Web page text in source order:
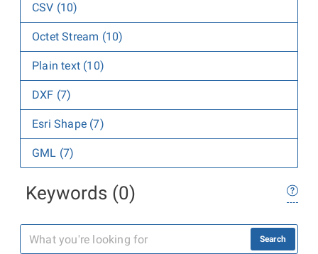
CSV (10)
Octet Stream (10)
Plain text (10)
DXF (7)
Esri Shape (7)
GML (7)
Keywords (0)
Search